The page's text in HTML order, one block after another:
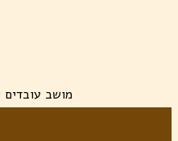
מושב